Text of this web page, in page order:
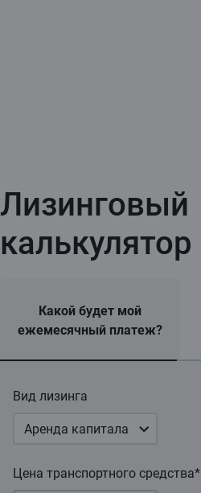
Лизинговый
калькулятор
Какой будет мой
ежемесячный платеж?
Вид лизинга
Аренда капитала
Цена транспортного средства*